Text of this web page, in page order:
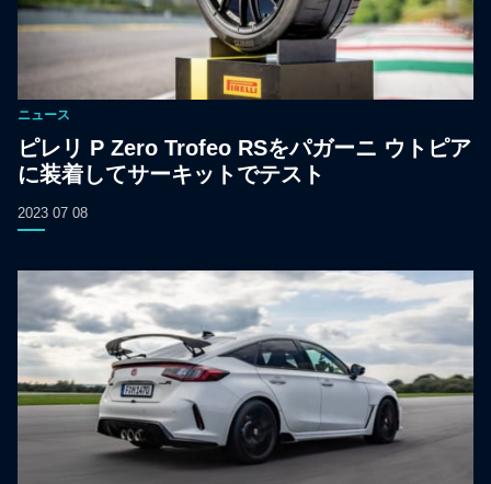
ニュース
ピレリ P Zero Trofeo RSをパガーニ ウトピア
に装着してサーキットでテスト
2023 07 08